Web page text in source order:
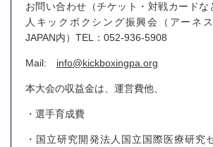
お問い合わせ（チケット・対戦カードな
人キックボクシング振興会（アーネ
JAPAN内）TEL：052-936-5908
Mail: info@kickboxingpa.org
本大会の収益金は、運営費他、
・選手育成費
・国立研究開発法人国立国際医療研究